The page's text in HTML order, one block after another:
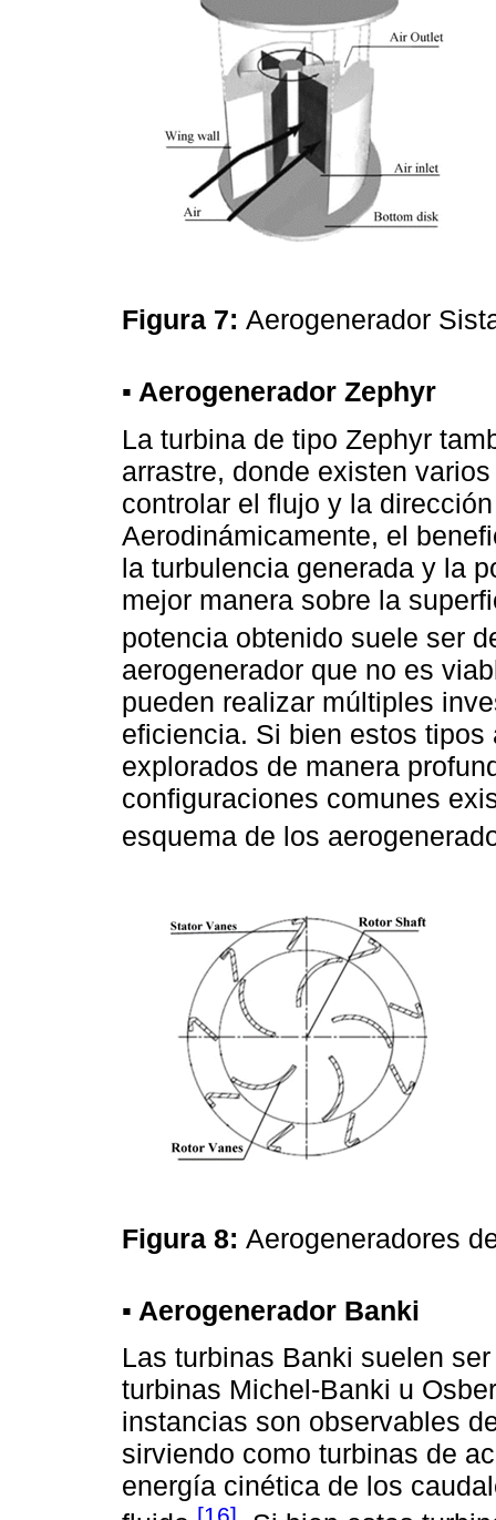
Figura 7: Aerogenerador
▪ Aerogenerador Zephyr
La turbina de tipo Zephyr
arrastre, donde existen
controlar el flujo y la
Aerodinámicamente, el
la turbulencia generada y la
mejor manera sobre la
potencia obtenido suele ser
aerogenerador que no es
pueden realizar múltiples
eficiencia. Si bien estos
explorados de manera
configuraciones comunes
esquema de los
Figura 8: Aerogeneradores
▪ Aerogenerador Banki
Las turbinas Banki suelen
turbinas Michel-Banki u
instancias son observables
sirviendo como turbinas de
energía cinética de los